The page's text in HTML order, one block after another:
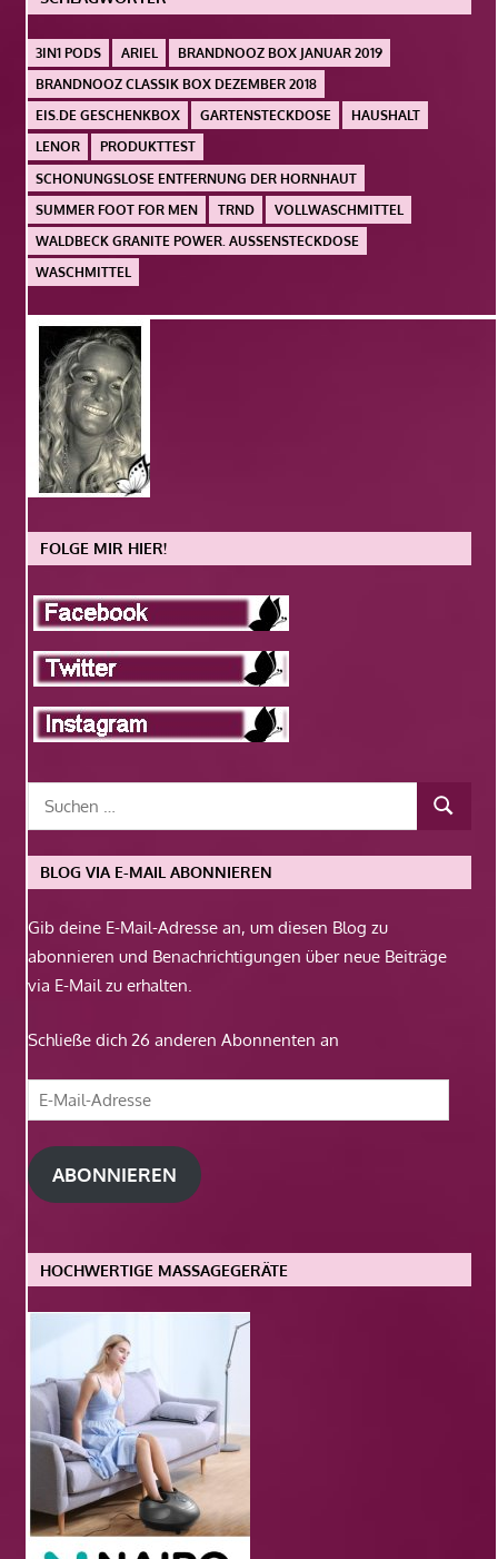
3IN1 PODS ARIEL
BRANDNOOZ BOX JANUAR 2019
BRANDNOOZ CLASSIK BOX DEZEMBER 2018
EIS.DE GESCHENKBOX
GARTENSTECKDOSE
HAUSHALT
LENOR
PRODUKTTEST
SCHONUNGSLOSE ENTFERNUNG DER HORNHAUT
SUMMER FOOT FOR MEN
TRND
VOLLWASCHMITTEL
WALDBECK GRANITE POWER. AUSSENSTECKDOSE
WASCHMITTEL
FOLGE MIR HIER!
BLOG VIA E-MAIL ABONNIEREN
Gib deine E-Mail-Adresse an, um diesen Blog zu
abonnieren und Benachrichtigungen über neue Beiträge
via E-Mail zu erhalten.
Schließe dich 26 anderen Abonnenten an
E-
Mail-
Adresse
ABONNIEREN
HOCHWERTIGE MASSAGEGERÄTE